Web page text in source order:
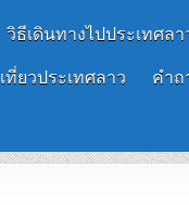
วิธีเดินทางไปประเทศลา
เที่ยวประเทศลาว
คำ